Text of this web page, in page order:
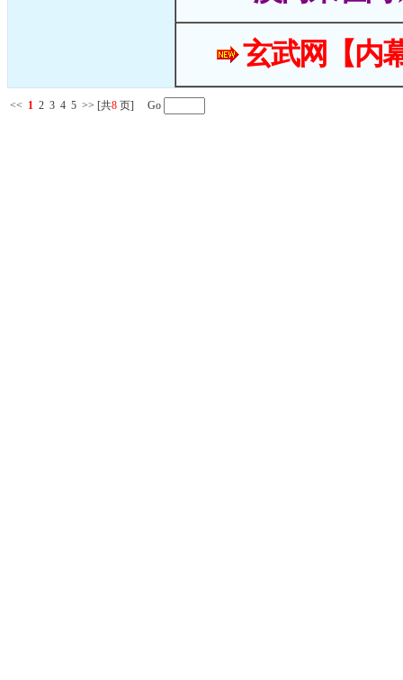
玄武网【内
<< 1 2 3 4 5 >> [共8 页] Go